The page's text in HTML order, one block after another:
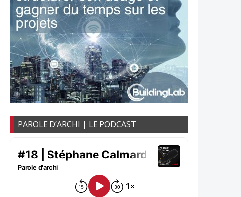
PAROLE D’ARCHI | LE PODCAST